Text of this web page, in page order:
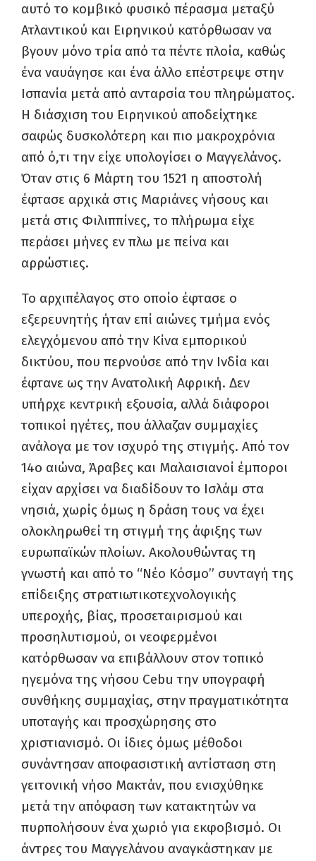
αυτό το κομβικό φυσικό πέρασμα μεταξύ
Ατλαντικού και Ειρηνικού κατόρθωσαν να
βγουν μόνο τρία από τα πέντε πλοία, καθώς
ένα ναυάγησε και ένα άλλο επέστρεψε στην
Ισπανία μετά από ανταρσία του πληρώματος.
Η διάσχιση του Ειρηνικού αποδείχτηκε
σαφώς δυσκολότερη και πιο μακροχρόνια
από ό,τι την είχε υπολογίσει ο Μαγγελάνος.
Όταν στις 6 Μάρτη του 1521 η αποστολή
έφτασε αρχικά στις Μαριάνες νήσους και
μετά στις Φιλιππίνες, το πλήρωμα είχε
περάσει μήνες εν πλω με πείνα και
αρρώστιες.
Το αρχιπέλαγος στο οποίο έφτασε ο
εξερευνητής ήταν επί αιώνες τμήμα ενός
ελεγχόμενου από την Κίνα εμπορικού
δικτύου, που περνούσε από την Ινδία και
έφτανε ως την Ανατολική Αφρική. Δεν
υπήρχε κεντρική εξουσία, αλλά διάφοροι
τοπικοί ηγέτες, που άλλαζαν συμμαχίες
ανάλογα με τον ισχυρό της στιγμής. Από τον
14ο αιώνα, Άραβες και Μαλαισιανοί έμποροι
είχαν αρχίσει να διαδίδουν το Ισλάμ στα
νησιά, χωρίς όμως η δράση τους να έχει
ολοκληρωθεί τη στιγμή της άφιξης των
ευρωπαϊκών πλοίων. Ακολουθώντας τη
γνωστή και από το “Νέο Κόσμο” συνταγή της
επίδειξης στρατιωτικοτεχνολογικής
υπεροχής, βίας, προσεταιρισμού και
προσηλυτισμού, οι νεοφερμένοι
κατόρθωσαν να επιβάλλουν στον τοπικό
ηγεμόνα της νήσου Cebu την υπογραφή
συνθήκης συμμαχίας, στην πραγματικότητα
υποταγής και προσχώρησης στο
χριστιανισμό. Οι ίδιες όμως μέθοδοι
συνάντησαν αποφασιστική αντίσταση στη
γειτονική νήσο Μακτάν, που ενισχύθηκε
μετά την απόφαση των κατακτητών να
πυρπολήσουν ένα χωριό για εκφοβισμό. Οι
άντρες του Μαγγελάνου αναγκάστηκαν με